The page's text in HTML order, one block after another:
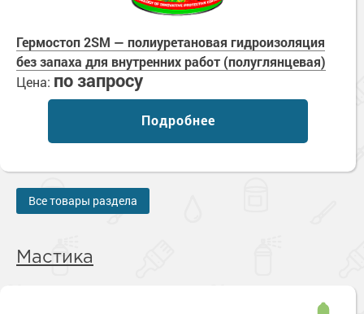
Гермостоп 2SM — полиуретановая гидроизоляция
без запаха для внутренних работ (полуглянцевая)
Цена: по запросу
Подробнее
Все товары раздела
Мастика